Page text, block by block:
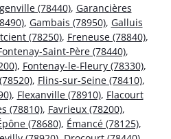
(78440), Garancières
, Gambais (78950), Galluis
(78250), Freneuse (78840),
Saint-Père (78440),
, Fontenay-le-Fleury (78330),
, Flins-sur-Seine (78410),
, Flexanville (78910), Flacourt
(78810), Favrieux (78200),
(78680), Émancé (78125),